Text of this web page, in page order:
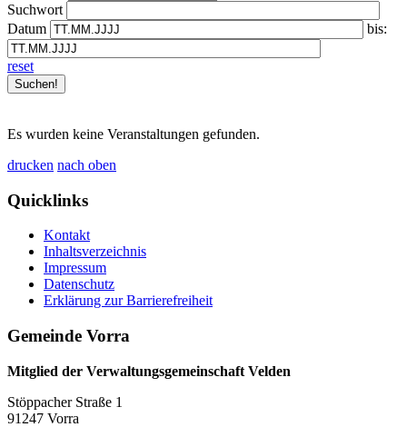
Suchwort
Datum
bis:
reset
Es wurden keine Veranstaltungen gefunden.
drucken nach oben
Quicklinks
Kontakt
Inhaltsverzeichnis
Impressum
Datenschutz
Erklärung zur Barrierefreiheit
Gemeinde Vorra
Mitglied der Verwaltungsgemeinschaft Velden
Stöppacher Straße 1
91247 Vorra